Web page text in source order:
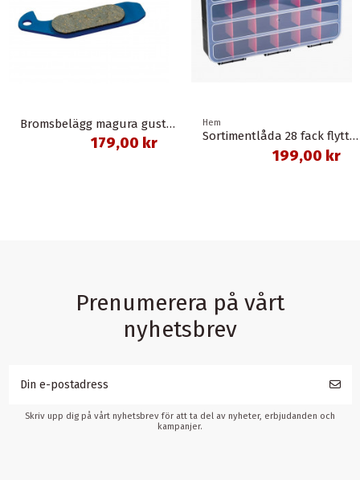
Bromsbelägg magura gustav m organisk union
179,00 kr
Hem
Sortimentlåda 28 fack flyttbara mellanväggar
199,00 kr
Prenumerera på vårt
nyhetsbrev
Skriv upp dig på vårt nyhetsbrev för att ta del av nyheter, erbjudanden och
kampanjer.